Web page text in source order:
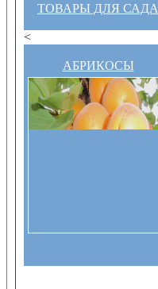
ТОВАРЫ ДЛЯ САДА
<
АБРИКОСЫ